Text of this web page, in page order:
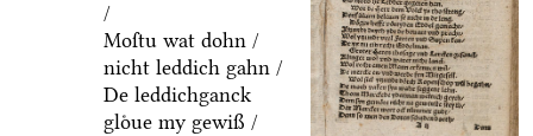
/
Moſtu wat dohn /
nicht leddich gahn /
De leddichganck
gloͤue my gewiß /